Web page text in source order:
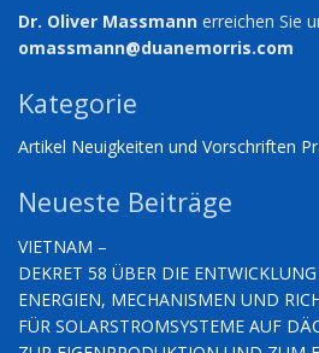
Dr. Oliver Massmann erreichen Sie
omassmann@duanemorris.com
Kategorie
Artikel Neuigkeiten und Vorschriften
Neueste Beiträge
VIETNAM –
DEKRET 58 ÜBER DIE
ENERGIEN, MECHANISMEN UND
FÜR SOLARSTROMSYSTEME AUF